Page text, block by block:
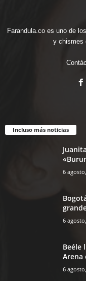
Farandula.co es uno de
y chismes
Incluso más noticias
6
6
Beéle
Arena
6